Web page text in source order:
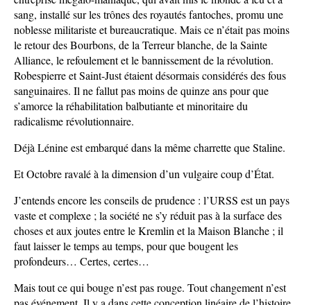
sang, installé sur les trônes des royautés fantoches, promu une
noblesse militariste et bureaucratique. Mais ce n’était pas moins
le retour des Bourbons, de la Terreur blanche, de la Sainte
Alliance, le refoulement et le bannissement de la révolution.
Robespierre et Saint-Just étaient désormais considérés des fous
sanguinaires. Il ne fallut pas moins de quinze ans pour que
s’amorce la réhabilitation balbutiante et minoritaire du
radicalisme révolutionnaire.
Déjà Lénine est embarqué dans la même charrette que Staline.
Et Octobre ravalé à la dimension d’un vulgaire coup d’État.
J’entends encore les conseils de prudence : l’URSS est un pays
vaste et complexe ; la société ne s’y réduit pas à la surface des
choses et aux joutes entre le Kremlin et la Maison Blanche ; il
faut laisser le temps au temps, pour que bougent les
profondeurs… Certes, certes…
Mais tout ce qui bouge n’est pas rouge. Tout changement n’est